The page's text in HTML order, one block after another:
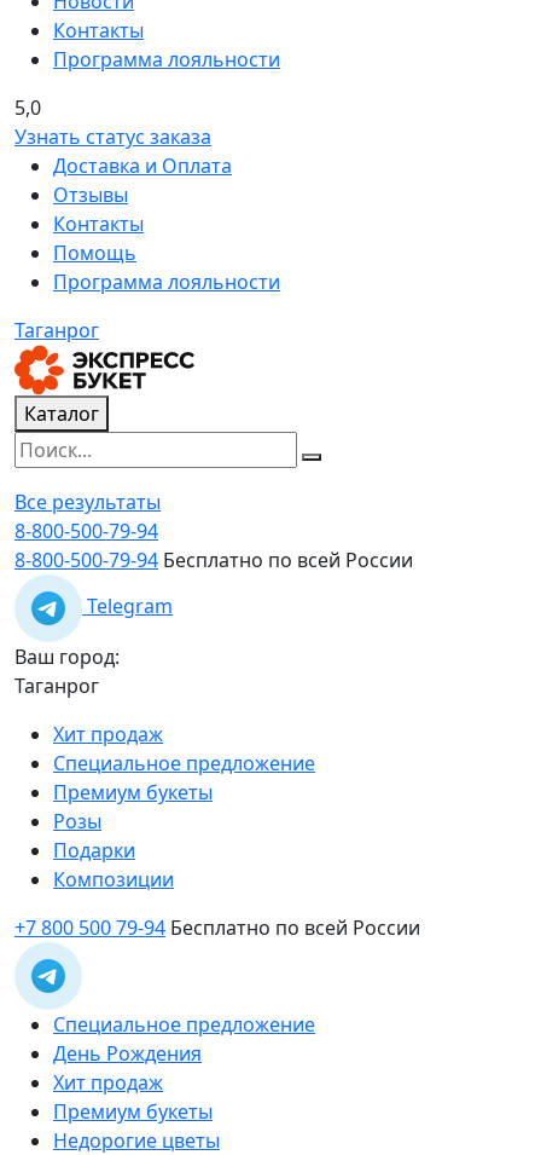
Контакты
Программа лояльности
5,0
Узнать статус заказа
Доставка и Оплата
Отзывы
Контакты
Помощь
Программа лояльности
Таганрог
Каталог
Все результаты
8-800-500-79-94
8-800-500-79-94 Бесплатно по всей России
Telegram
Ваш город:
Таганрог
Хит продаж
Специальное предложение
Премиум букеты
Розы
Подарки
Композиции
+7 800 500 79-94 Бесплатно по всей России
Специальное предложение
День Рождения
Хит продаж
Премиум букеты
Недорогие цветы